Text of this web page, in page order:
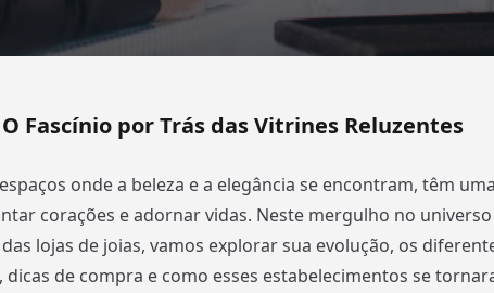
Fascínio por Trás das Vitrines Reluzentes
onde a beleza e a elegância se encontram, têm
corações e adornar vidas. Neste mergulho no universo
lojas de joias, vamos explorar sua evolução, os
dicas de compra e como esses estabelecimentos se